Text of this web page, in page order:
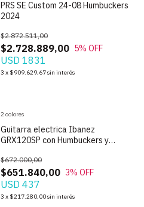
PRS SE Custom 24-08 Humbuckers
2024
$2.728.889,00
$2.872.511,00
5% OFF
USD 1831
3 x $909.629,67sin interés
Guitarra electrica Ibanez
GRX120SP con Humbuckers y
$651.840,00
$672.000,00
3% OFF
USD 437
3 x $217.280,00sin interés
2 colores